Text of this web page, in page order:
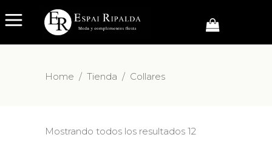
Home / Tienda / Collares
Mostrando todos los resultados 12